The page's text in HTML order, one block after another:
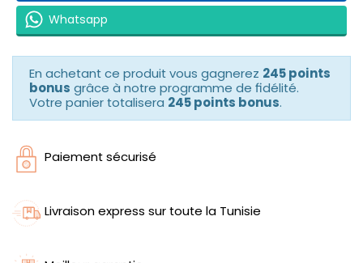
Whatsapp
En achetant ce produit vous gagnerez 245 points
bonus grâce à notre programme de fidélité.
Votre panier totalisera 245 points bonus.
Paiement sécurisé
Livraison express sur toute la Tunisie